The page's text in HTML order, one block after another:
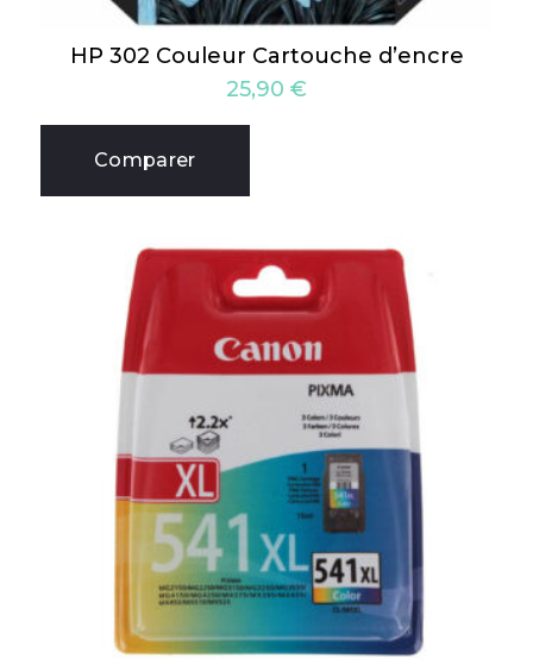
HP 302 Couleur Cartouche d’encre
25,90 €
Comparer